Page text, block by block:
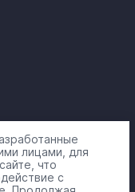
лицами, для
что
с